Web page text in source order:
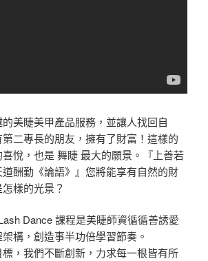
美睫美甲產品服務，並讓人找回自
二專長的朋友，擁有了財富！這樣的
悅，也是 舞睫 最大的願景。『上善若
酬勤《論語》』您將能享有自然的財
樣的光景？
Dance 課程是美睫師資循循善誘愛
構，創造事半功倍學習節奏。
，我們不斷創新，力求每一根皆有所